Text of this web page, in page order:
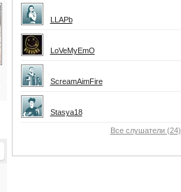
LLAPb
LoVeMyEmO
ScreamAimFire
Stasya18
Все слушатели (24)